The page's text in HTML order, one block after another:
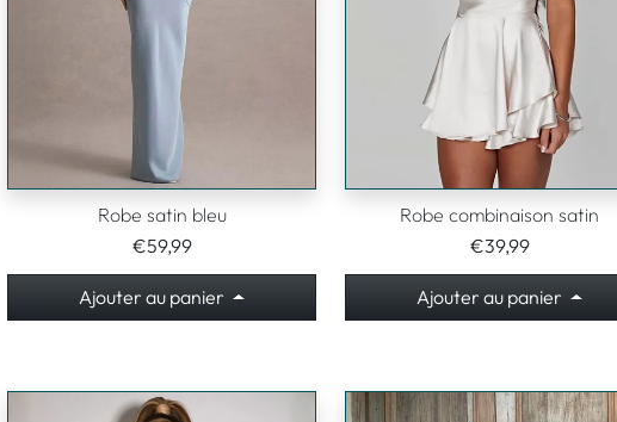
Robe satin bleu
€59,99
Ajouter au panier
Robe combinaison satin
€39,99
Ajouter au panier